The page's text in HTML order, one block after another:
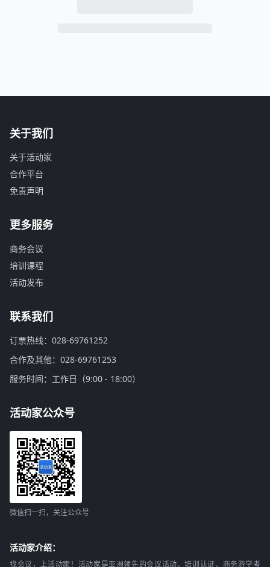
关于我们
关于活动家
合作平台
免责声明
更多服务
商务会议
培训课程
活动发布
联系我们
订票热线：028-69761252
合作及其他：028-69761253
服务时间：工作日（9:00 - 18:00）
活动家公众号
微信扫一扫，关注公众号
活动家介绍：
找会议，上活动家！活动家是亚洲领先的会议活动、培训认证、商务游学考